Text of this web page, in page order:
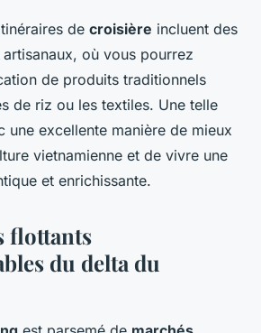
de croisière incluent des
où vous pourrez
de produits traditionnels
de riz ou les textiles. Une telle
une excellente manière de mieux
vietnamienne et de vivre une
et enrichissante.
flottants
du delta du